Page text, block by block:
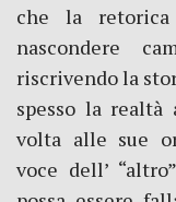
che la
nascondere
riscrivendo la
spesso la
volta alle sue
voce dell’